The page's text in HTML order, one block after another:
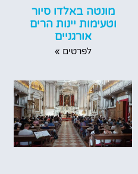
מונטה באלדו סיור
וטעימות יינות הרים
אורגניים
לפרטים »